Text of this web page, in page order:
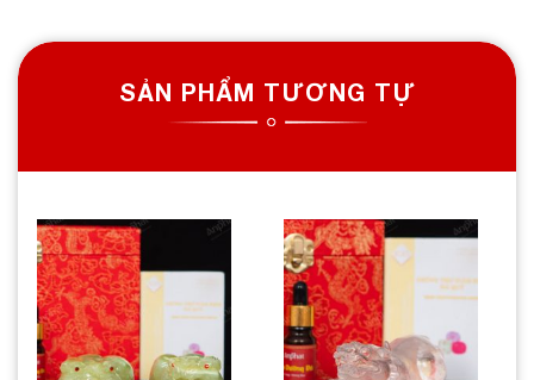
SẢN PHẨM TƯƠNG TỰ